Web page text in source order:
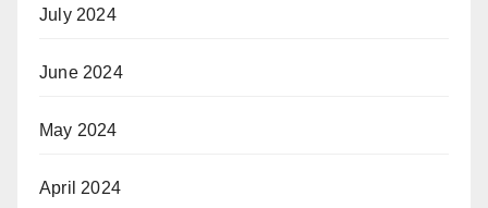
July 2024
June 2024
May 2024
April 2024